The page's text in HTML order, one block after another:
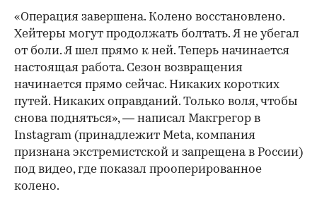
«Операция завершена. Колено восстановлено.
Хейтеры могут продолжать болтать. Я не убегал
от боли. Я шел прямо к ней. Теперь начинается
настоящая работа. Сезон возвращения
начинается прямо сейчас. Никаких коротких
путей. Никаких оправданий. Только воля, чтобы
снова подняться», — написал Макгрегор в
Instagram (принадлежит Meta, компания
признана экстремистской и запрещена в России)
под видео, где показал прооперированное
колено.